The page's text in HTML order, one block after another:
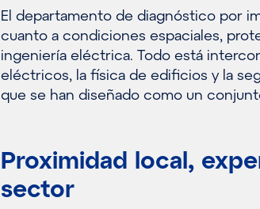
El departamento de diagnóstico por
cuanto a condiciones espaciales,
ingeniería eléctrica. Todo está
eléctricos, la física de edificios y la
que se han diseñado como un
Proximidad local,
sector